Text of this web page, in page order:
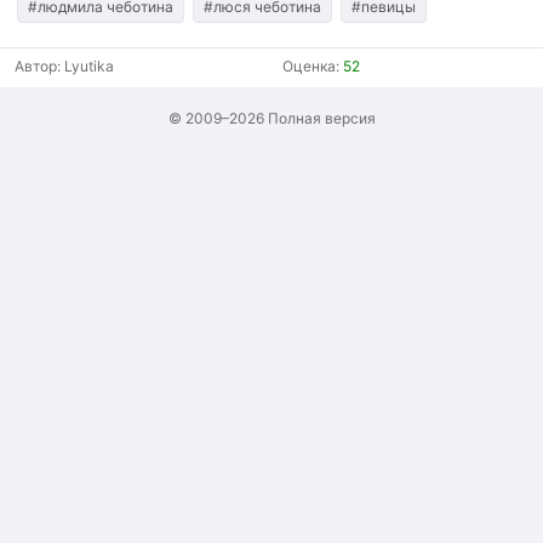
#людмила чеботина #люся чеботина #певицы
Автор: Lyutika Оценка: 52
© 2009–2026 Полная версия